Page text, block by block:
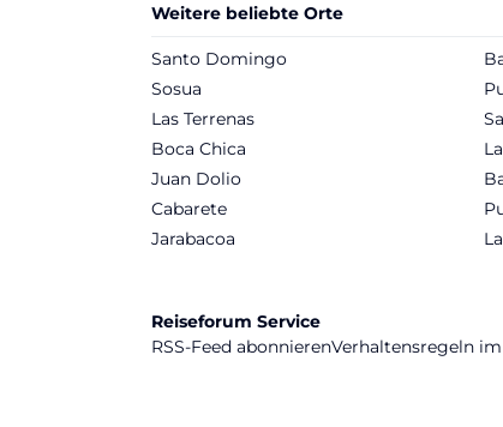
Weitere beliebte Orte
Santo Domingo
Sosua
Las Terrenas
Boca Chica
Juan Dolio
Cabarete
Jarabacoa
Reiseforum Service
RSS-Feed abonnierenVerhaltensregeln